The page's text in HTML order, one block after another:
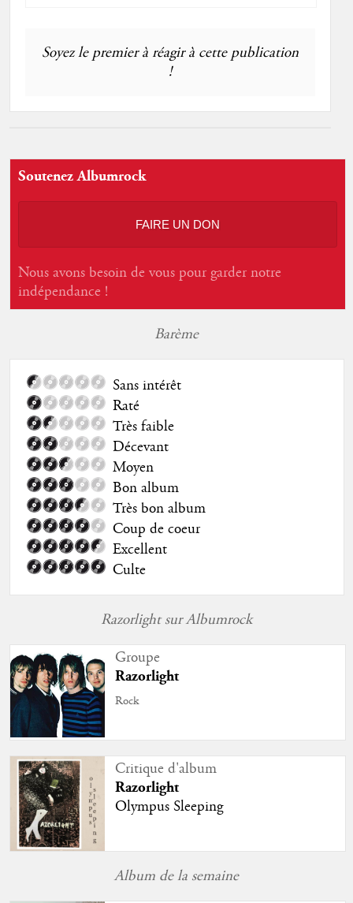
Soyez le premier à réagir à cette publication
!
Soutenez Albumrock
FAIRE UN DON
Nous avons besoin de vous pour garder notre
indépendance !
Barème
Sans intérêt
Raté
Très faible
Décevant
Moyen
Bon album
Très bon album
Coup de coeur
Excellent
Culte
Razorlight sur Albumrock
Groupe
Razorlight
Rock
Critique d'album
Razorlight
Olympus Sleeping
Album de la semaine